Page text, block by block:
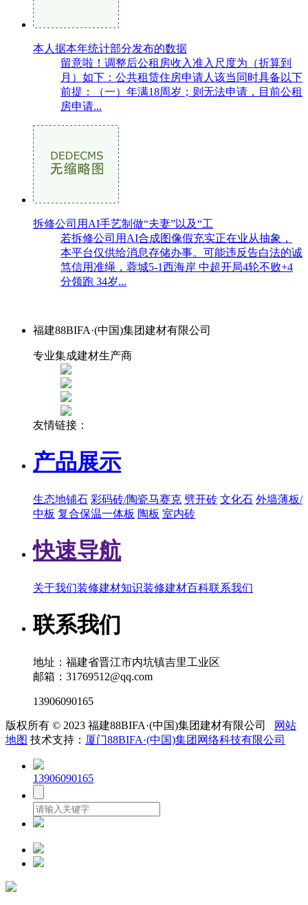
本人据本年统计部分发布的数据
留意啦！调整后公租房收入准入尺度为（折算到
月）如下：公共租赁住房申请人该当同时具备以下
前提：（一）年满18周岁；则无法申请，目前公租
房申请...
拆修公司用AI手艺制做“夫妻”以及“工
若拆修公司用AI合成图像假充实正在业从抽象，
本平台仅供给消息存储办事。可能违反告白法的诚
笃信用准绳，蓉城5-1西海岸 中超开局4轮不败+4
分领跑 34岁...
福建88BIFA·(中国)集团建材有限公司
专业集成建材生产商
友情链接：
产品展示
生态地铺石 彩码砖/陶瓷马赛克 劈开砖 文化石 外墙薄板/
中板 复合保温一体板 陶板 室内砖
快速导航
关于我们装修建材知识装修建材百科联系我们
联系我们
地址：福建省晋江市内坑镇吉里工业区
邮箱：31769512@qq.com
13906090165
版权所有 © 2023 福建88BIFA·(中国)集团建材有限公司
网站
地图 技术支持： 厦门88BIFA·(中国)集团网络科技有限公司
13906090165